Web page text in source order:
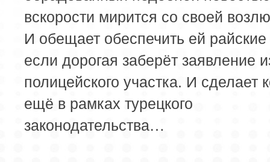
вскорости мирится со своей
И обещает обеспечить ей
если дорогая заберёт заявление
полицейского участка. И сделает
ещё в рамках турецкого
законодательства…